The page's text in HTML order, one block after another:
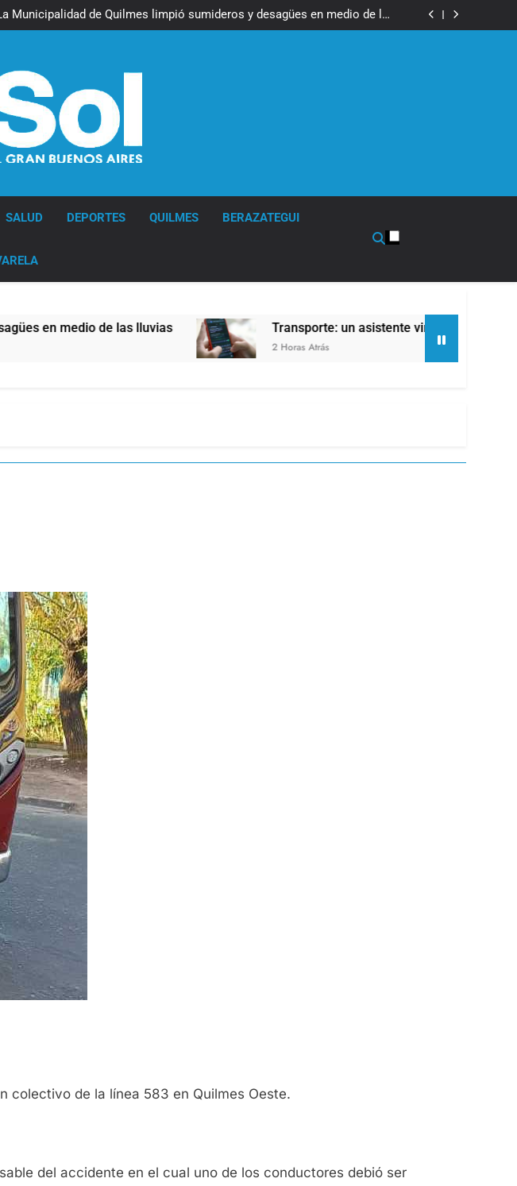
Municipalidad de Quilmes limpió sumideros y desagües en medio de las
lluvias
Transporte: un asistente virtual para consultar infracciones en segundos
La Municipalidad de Quilmes limpió sumideros y desagües en medio de las
Transporte: un asistente virtual para consultar infracciones en segundos
Una gran convocatoria en la obra teatral «Los Abuelos No Mienten»
SALUD DEPORTES QUILMES BERAZATEGUI
de las lluvias Transporte: un asistente virtual para consultar
2 Horas Atrás
colectivo de la línea 583 en Quilmes Oeste.
del accidente en el cual uno de los conductores debió ser